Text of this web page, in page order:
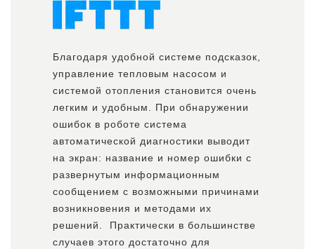
Благодаря удобной системе подсказок,
управление тепловым насосом и
системой отопления становится очень
легким и удобным. При обнаружении
ошибок в роботе система
автоматической диагностики выводит
на экран: название и номер ошибки с
развернутым информационным
сообщением с возможными причинами
возникновения и методами их
решений. Практически в большинстве
случаев этого достаточно для